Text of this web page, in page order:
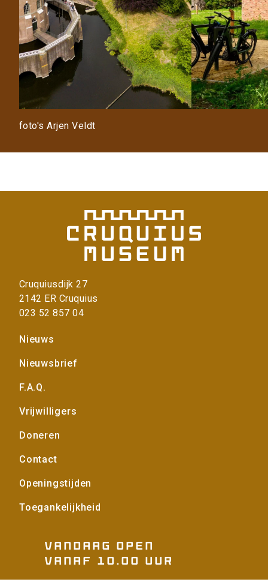
foto's Arjen Veldt
Cruquiusdijk 27
2142 ER Cruquius
023 52 857 04
Voet
Nieuws
Nieuwsbrief
F.A.Q.
Vrijwilligers
Doneren
Contact
Openingstijden
Toegankelijkheid
Vandaag open
vanaf 10.00 uur